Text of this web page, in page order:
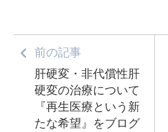
前の記事
肝硬変・非代償性肝
硬変の治療について
『再生医療という新
たな希望』をブログ